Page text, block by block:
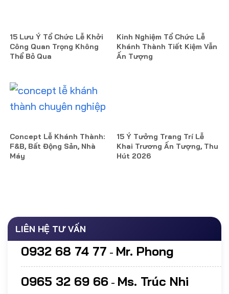
15 Lưu Ý Tổ Chức Lễ Khởi
Công Quan Trọng Không
Thể Bỏ Qua
Kinh Nghiệm Tổ Chức Lễ
Khánh Thành Tiết Kiệm Vẫn
Ấn Tượng
Concept Lễ Khánh Thành:
F&B, Bất Động Sản, Nhà
Máy
15 Ý Tưởng Trang Trí Lễ
Khai Trương Ấn Tượng, Thu
Hút 2026
LIÊN HỆ TƯ VẤN
0932 68 74 77 - Mr. Phong
0965 32 69 66- Ms. Trúc Nhi